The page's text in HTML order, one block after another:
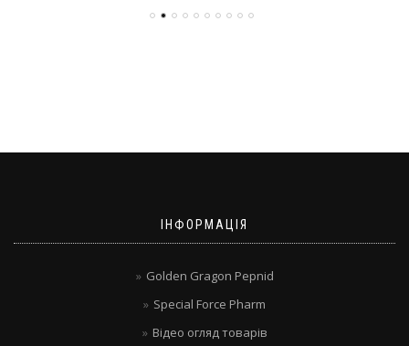
ІНФОРМАЦІЯ
Golden Gragon Pepnid
Special Force Pharm
Відео огляд товарів